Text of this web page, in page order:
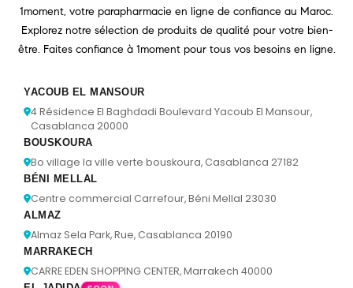
1moment, votre parapharmacie en ligne de confiance au Maroc.
Explorez notre sélection de produits de qualité pour votre bien-
être. Faites confiance à 1moment pour tous vos besoins en ligne.
YACOUB EL MANSOUR
4 Résidence El Baghdadi Boulevard Yacoub El Mansour,
Casablanca 20000
BOUSKOURA
Bo village la ville verte bouskoura, Casablanca 27182
BÉNI MELLAL
Centre commercial Carrefour, Béni Mellal 23030
ALMAZ
Almaz Sela Park, Rue, Casablanca 20190
MARRAKECH
CARRE EDEN SHOPPING CENTER, Marrakech 40000